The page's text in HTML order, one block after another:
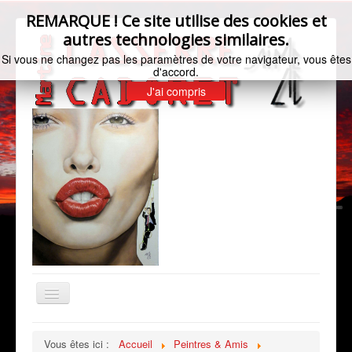
Basculer
la
Vous êtes ici : Accueil
Peintres & Amis
REMARQUE ! Ce site utilise des cookies et
autres technologies similaires.
Si vous ne changez pas les paramètres de votre navigateur, vous êtes
d'accord.
J'ai compris